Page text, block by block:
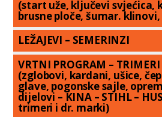
(start uže, ključevi svjećica,
brusne ploče, šumar.
LEŽAJEVI – SEMERINZI
VRTNI PROGRAM – TRIMERI
(zglobovi, kardani, ušice,
glave, pogonske sajle,
dijelovi – KINA – STIHL –
trimeri i dr. marki)